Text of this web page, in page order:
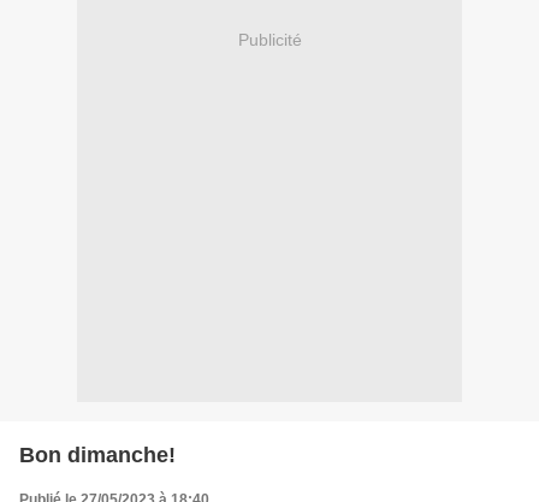
Publicité
Bon dimanche!